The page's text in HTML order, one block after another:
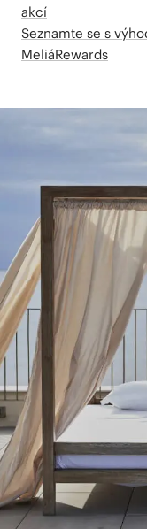
akcí
Seznamte se s
MeliáRewards